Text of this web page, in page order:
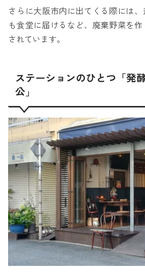
さらに大阪市内に出てくる際には
も食堂に届けるなど、廃棄野菜を
されています。
ステーションのひとつ「発
公」